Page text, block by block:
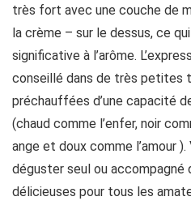
très fort avec une couche de
la crème – sur le dessus, ce
significative à l’arôme.
conseillé dans de très petites
préchauffées d’une capacité
(chaud comme l’enfer, noir
ange et doux comme l’amour
déguster seul ou accompagné
délicieuses pour tous les